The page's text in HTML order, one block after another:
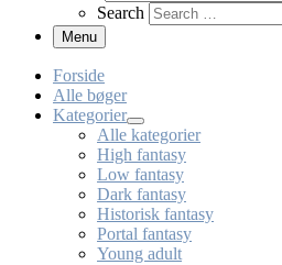
Search
Menu
Forside
Alle bøger
Kategorier
Alle kategorier
High fantasy
Low fantasy
Dark fantasy
Historisk fantasy
Portal fantasy
Young adult